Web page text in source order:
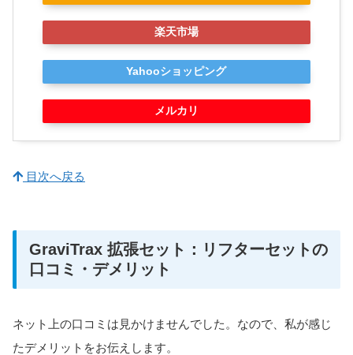
楽天市場
Yahooショッピング
メルカリ
目次へ戻る
GraviTrax 拡張セット：リフターセットの
口コミ・デメリット
ネット上の口コミは見かけませんでした。なので、私が感じ
たデメリットをお伝えします。